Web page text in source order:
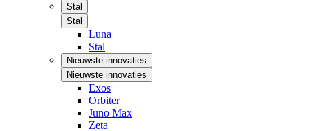
Stal
Stal
Luna
Stal
Nieuwste innovaties
Nieuwste innovaties
Exos
Orbiter
Juno Max
Zeta